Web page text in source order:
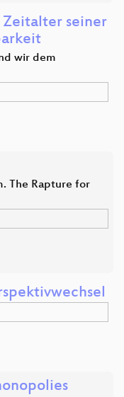
seiner
wir dem
The Rapture for